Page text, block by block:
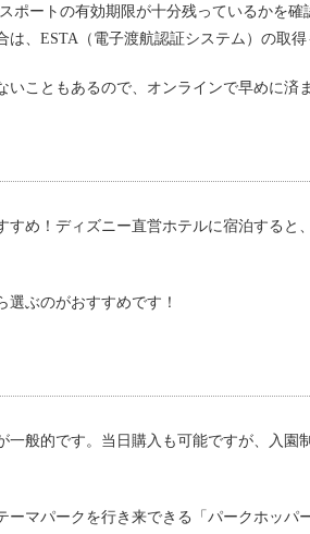
ポートの有効期限が十分残っているかを
、ESTA（電子渡航認証システム）の取得
こともあるので、オンラインで早めに済
め！ディズニー直営ホテルに宿泊すると
ぶのがおすすめです！
般的です。当日購入も可能ですが、入園
マパークを行き来できる「パークホッパ